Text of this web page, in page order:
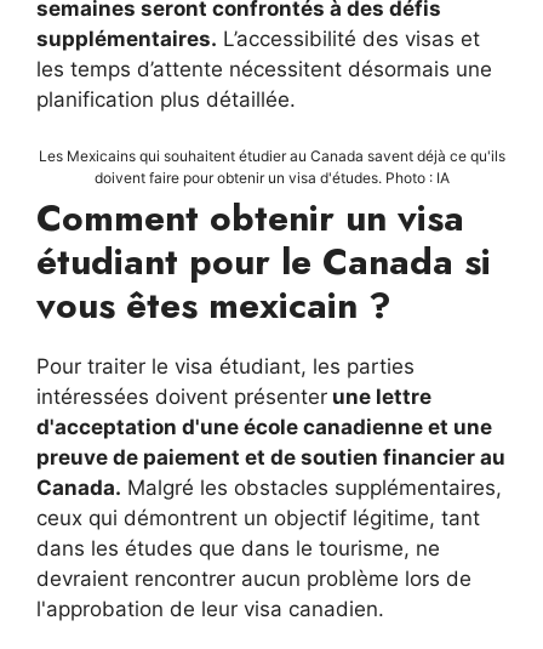
semaines seront confrontés à des défis
supplémentaires. L’accessibilité des visas et
les temps d’attente nécessitent désormais une
planification plus détaillée.
Les Mexicains qui souhaitent étudier au Canada savent déjà ce qu'ils
doivent faire pour obtenir un visa d'études. Photo : IA
Comment obtenir un visa
étudiant pour le Canada si
vous êtes mexicain ?
Pour traiter le visa étudiant, les parties
intéressées doivent présenter une lettre
d'acceptation d'une école canadienne et une
preuve de paiement et de soutien financier au
Canada. Malgré les obstacles supplémentaires,
ceux qui démontrent un objectif légitime, tant
dans les études que dans le tourisme, ne
devraient rencontrer aucun problème lors de
l'approbation de leur visa canadien.